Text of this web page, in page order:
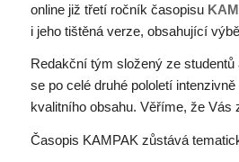
online již třetí ročník časopisu
i jeho tištěná verze, obsahující
Redakční tým složený ze
se po celé druhé pololetí
kvalitního obsahu. Věříme, že Vás
Časopis KAMPAK zůstává